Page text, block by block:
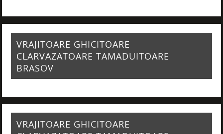
VRAJITOARE GHICITOARE
CLARVAZATOARE TAMADUITOARE
BRASOV
VRAJITOARE GHICITOARE